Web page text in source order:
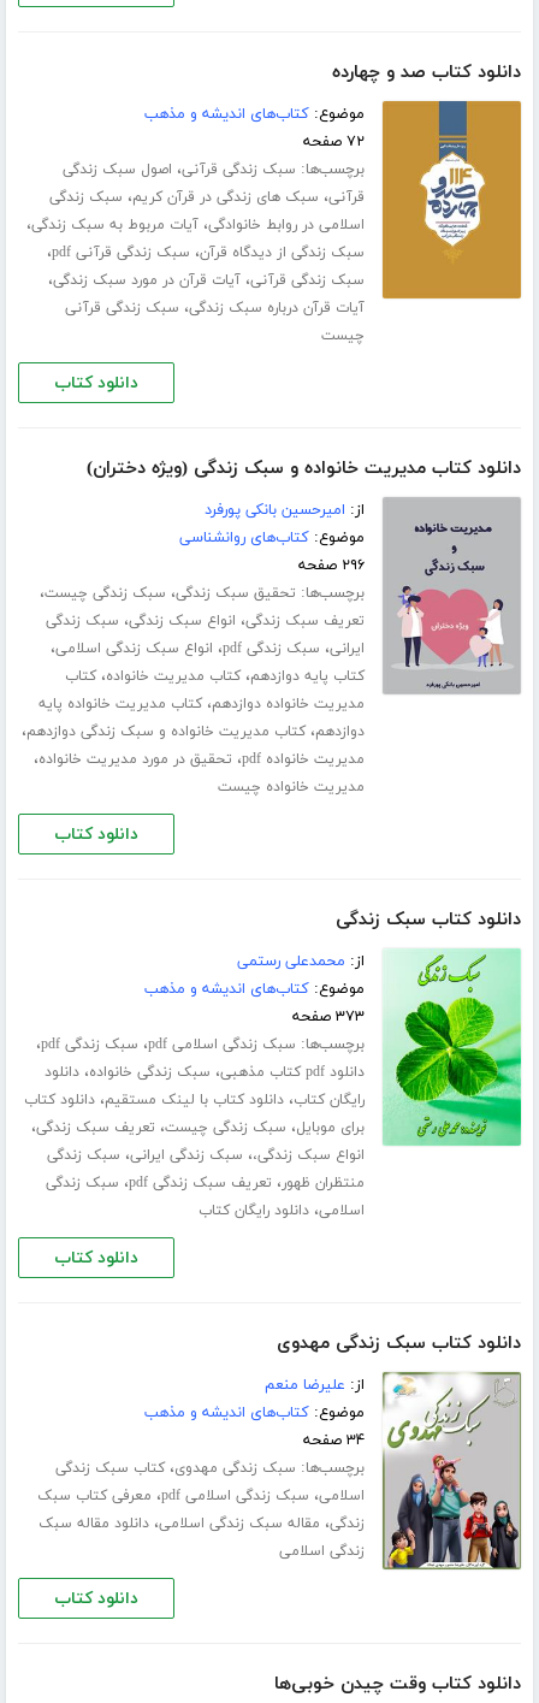
دانلود کتاب صد و چهارده
موضوع:کتاب‌های اندیشه و مذهب
۷۲ صفحه
برچسب‌ها: سبک زندگی قرآنی، اصول سبک زندگی
قرآنی، سبک های زندگی در قرآن کریم، سبک زندگی
اسلامی در روابط خانوادگی،آیات مربوط به سبک زندگی،
سبک زندگی از دیدگاه قرآن، سبک زندگی قرآنی pdf ،
سبک زندگی قرآنی،آیات قرآن در مورد سبک زندگی،
آیات قرآن درباره سبک زندگی، سبک زندگی قرآنی
چیست
دانلود کتاب
دانلود کتاب مدیریت خانواده و سبک زندگی (ویژه دختران)
از: امیرحسین بانکی پورفرد
موضوع:کتاب‌های روانشناسی
۲۹۶ صفحه
برچسب‌ها: تحقیق سبک زندگی، سبک زندگی چیست،
تعریف سبک زندگی، انواع سبک زندگی، سبک زندگی
ایرانی، سبک زندگی pdf ، انواع سبک زندگی اسلامی،
کتاب پایه دوازدهم،کتاب مدیریت خانواده،کتاب
مدیریت خانواده دوازدهم،کتاب مدیریت خانواده پایه
دوازدهم،کتاب مدیریت خانواده و سبک زندگی دوازدهم،
مدیریت خانواده pdf ، تحقیق در مورد مدیریت خانواده،
مدیریت خانواده چیست
دانلود کتاب
دانلود کتاب سبک زندگی
از: محمدعلی رستمی
موضوع:کتاب‌های اندیشه و مذهب
۳۷۳ صفحه
برچسب‌ها: سبک زندگی اسلامی pdf ، سبک زندگی pdf ،
دانلود pdf کتاب مذهبی ، سبک زندگی خانواده،دانلود
رایگان کتاب،دانلود کتاب با لینک مستقیم،دانلود کتاب
برای موبایل، سبک زندگی چیست، تعریف سبک زندگی،
انواع سبک زندگی،، سبک زندگی ایرانی، سبک زندگی
منتظران ظهور، تعریف سبک زندگی pdf ، سبک زندگی
اسلامی،دانلود رایگان کتاب
دانلود کتاب
دانلود کتاب سبک زندگی مهدوی
از: علیرضا منعم
موضوع:کتاب‌های اندیشه و مذهب
۳۴ صفحه
برچسب‌ها: سبک زندگی مهدوی،کتاب سبک زندگی
اسلامی، سبک زندگی اسلامی pdf ، معرفی کتاب سبک
زندگی، مقاله سبک زندگی اسلامی،دانلود مقاله سبک
زندگی اسلامی
دانلود کتاب
دانلود کتاب وقت چیدن خوبی‌ها